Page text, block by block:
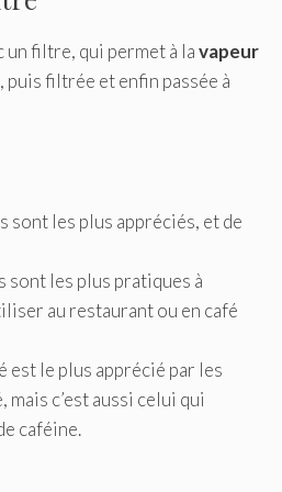
un filtre, qui permet à lavapeur
puis filtrée et enfin passée à
sont les plus appréciés, et de
sont les plus pratiques à
au restaurant ou en café
est le plus apprécié par les
mais c’est aussi celui qui
caféine.